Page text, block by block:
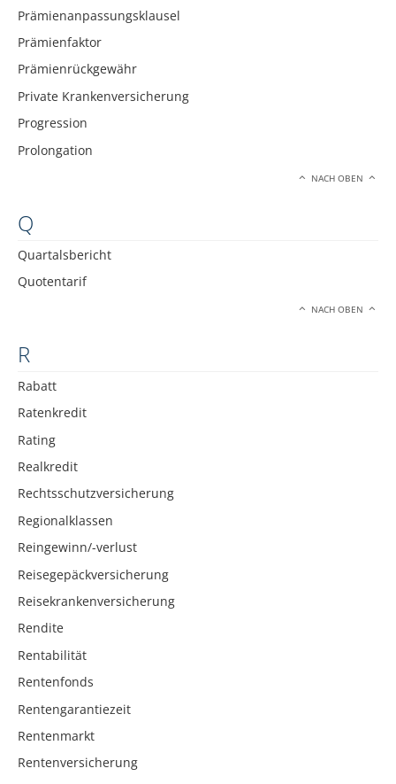
Prämienanpassungsklausel
Prämienfaktor
Prämienrückgewähr
Private Krankenversicherung
Progression
Prolongation
NACH OBEN
Q
Quartalsbericht
Quotentarif
NACH OBEN
R
Rabatt
Ratenkredit
Rating
Realkredit
Rechtsschutzversicherung
Regionalklassen
Reingewinn/-verlust
Reisegepäckversicherung
Reisekrankenversicherung
Rendite
Rentabilität
Rentenfonds
Rentengarantiezeit
Rentenmarkt
Rentenversicherung